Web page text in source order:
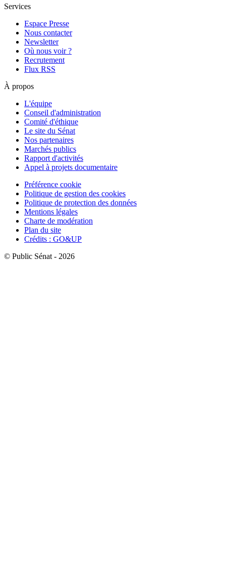
Services
Espace Presse
Nous contacter
Newsletter
Où nous voir ?
Recrutement
Flux RSS
À propos
L'équipe
Conseil d'administration
Comité d'éthique
Le site du Sénat
Nos partenaires
Marchés publics
Rapport d'activités
Appel à projets documentaire
Préférence cookie
Politique de gestion des cookies
Politique de protection des données
Mentions légales
Charte de modération
Plan du site
Crédits : GO&UP
© Public Sénat - 2026